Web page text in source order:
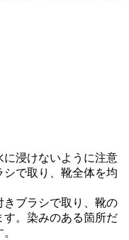
浸けないように注意
シで取り、靴全体を均
きブラシで取り、靴の
。染みのある箇所だ